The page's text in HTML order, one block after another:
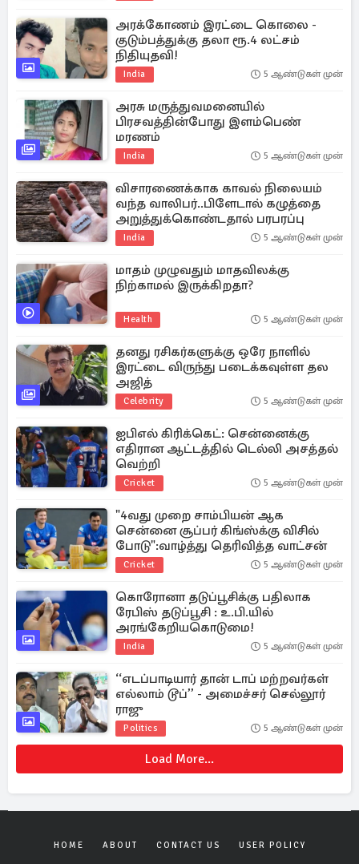
அரக்கோணம் இரட்டை கொலை -
குடும்பத்துக்கு தலா ரூ.4 லட்சம்
நிதியுதவி!
India 5 ஆண்டுகள் முன்
அரசு மருத்துவமனையில்
பிரசவத்தின்போது இளம்பெண்
மரணம்
India 5 ஆண்டுகள் முன்
விசாரணைக்காக காவல் நிலையம்
வந்த வாலிபர்..பிளேடால் கழுத்தை
அறுத்துக்கொண்டதால் பரபரப்பு
India 5 ஆண்டுகள் முன்
மாதம் முழுவதும் மாதவிலக்கு
நிற்காமல் இருக்கிறதா?
Health 5 ஆண்டுகள் முன்
தனது ரசிகர்களுக்கு ஒரே நாளில்
இரட்டை விருந்து படைக்கவுள்ள தல
அஜித்
Celebrity 5 ஆண்டுகள் முன்
ஐபிஎல் கிரிக்கெட்: சென்னைக்கு
எதிரான ஆட்டத்தில் டெல்லி அசத்தல்
வெற்றி
Cricket 5 ஆண்டுகள் முன்
"4வது முறை சாம்பியன் ஆக
சென்னை சூப்பர் கிங்ஸ்க்கு விசில்
போடு":வாழ்த்து தெரிவித்த வாட்சன்
Cricket 5 ஆண்டுகள் முன்
கொரோனா தடுப்பூசிக்கு பதிலாக
ரேபிஸ் தடுப்பூசி : உ.பி.யில்
அரங்கேறியகொடுமை!
India 5 ஆண்டுகள் முன்
‘‘எடப்பாடியார் தான் டாப் மற்றவர்கள்
எல்லாம் டூப்’’ - அமைச்சர் செல்லூர்
ராஜு
Politics 5 ஆண்டுகள் முன்
Load More...
HOME ABOUT CONTACT US USER POLICY